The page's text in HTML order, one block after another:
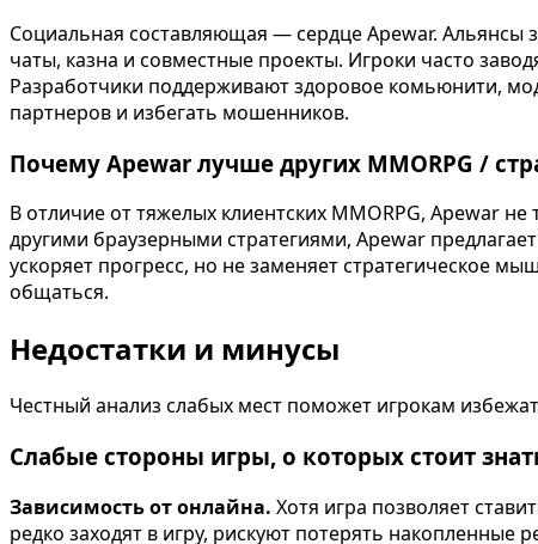
Социальная составляющая — сердце Apewar. Альянсы
чаты, казна и совместные проекты. Игроки часто
Разработчики поддерживают здоровое комьюнити,
партнеров и избегать мошенников.
Почему Apewar лучше других MMORPG /
В отличие от тяжелых клиентских MMORPG, Apewar
другими браузерными стратегиями, Apewar
ускоряет прогресс, но не заменяет стратегическое
общаться.
Недостатки и минусы
Честный анализ слабых мест поможет игрокам
Слабые стороны игры, о которых стоит
Зависимость от онлайна. Хотя игра позволяет
редко заходят в игру, рискуют потерять накопленные